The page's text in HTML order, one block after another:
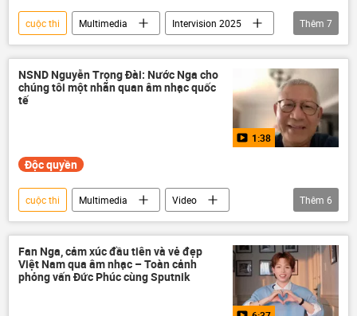
cuộc thi Multimedia
Intervision 2025
lễ hội âm nhạc
Nga
Việt Nam
Hợp tác Nga-Việt
Xã hội
Thế giới
Video
Thêm 7
NSND Nguyễn Trọng Đài: Nước Nga cho
chúng tôi một nhãn quan âm nhạc quốc
tế
1:38
Độc quyền
cuộc thi Multimedia
Video
Nga
Intervision 2025
Thế giới
lễ hội âm nhạc
Xã hội
Việt Nam
Hợp tác Nga-Việt
Thêm 6
Fan Nga, cảm xúc đầu tiên và vẻ đẹp
Việt Nam qua âm nhạc – Toàn cảnh
phỏng vấn Đức Phúc cùng Sputnik